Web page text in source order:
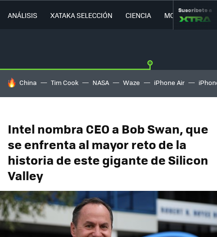
ANÁLISIS XATAKA SELECCIÓN CIENCIA MOVILIDAD
Suscríbete a
HOY SE HABLA DE
China Tim Cook NASA Waze iPhone Air
Intel nombra CEO a Bob Swan, que
se enfrenta al mayor reto de la
historia de este gigante de Silicon
Valley